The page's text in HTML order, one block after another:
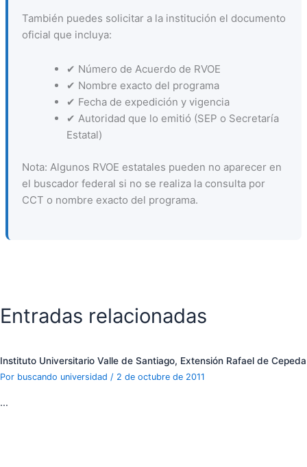
También puedes solicitar a la institución el documento
oficial que incluya:
✔ Número de Acuerdo de RVOE
✔ Nombre exacto del programa
✔ Fecha de expedición y vigencia
✔ Autoridad que lo emitió (SEP o Secretaría
Estatal)
Nota: Algunos RVOE estatales pueden no aparecer en
el buscador federal si no se realiza la consulta por
CCT o nombre exacto del programa.
Entradas relacionadas
Instituto Universitario Valle de Santiago, Extensión Rafael de Cepeda
Por buscando universidad / 2 de octubre de 2011
…